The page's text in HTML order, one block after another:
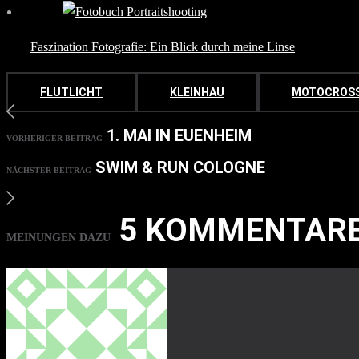
Faszination Fotografie: Ein Blick durch meine Linse
FLUTLICHT KLEINHAU
VORHERIGER BEITRAG 1. MAI IN EUENHEIM
NÄCHSTER BEITRAG SWIM & RUN COLOGNE
MEINUNGEN DAZU 5